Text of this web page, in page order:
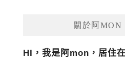
關於阿MON
HI，我是阿mon，居住